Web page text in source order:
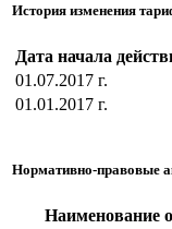
История изменения
Дата начала
01.07.2017 г.
01.01.2017 г.
Нормативно-правовые
Наименование